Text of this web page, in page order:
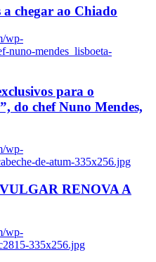
a chegar ao Chiado
wp-
nuno-mendes_lisboeta-
para o
do chef Nuno Mendes,
wp-
de-atum-335x256.jpg
RENOVA A
wp-
335x256.jpg